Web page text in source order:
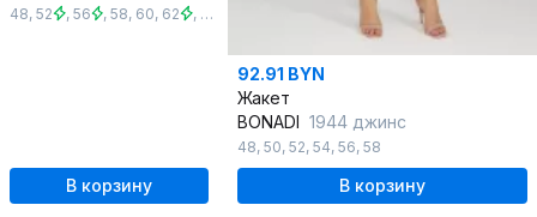
48, 52 , 56 , 58, 60, 62 , 64
В корзину
92.91 BYN
Жакет
BONADI 1944 джинс
48, 50, 52, 54, 56, 58
В корзину